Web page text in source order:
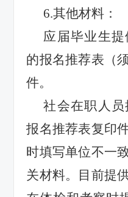
6.其他材料：
应届毕业生
的报名推荐表（
件。
社会在职人
报名推荐表复印
时填写单位不一
关材料。目前提